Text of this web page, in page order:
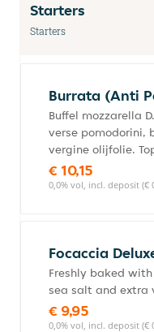
Starters
Starters
Burrata (Anti
Buffel mozzarella
verse pomodorini,
vergine olijfolie.
€ 10,15
0,0% vol, incl. deposit (€
Focaccia
Freshly baked
sea salt and extra
€ 9,95
0,0% vol, incl. deposit (€